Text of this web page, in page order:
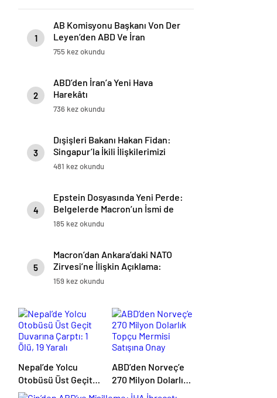
1
AB Komisyonu Başkanı Von Der
Leyen’den ABD Ve İran
Arasındaki Anlaşmaya Destek
755 kez okundu
2
ABD’den İran’a Yeni Hava
Harekâtı
736 kez okundu
3
Dışişleri Bakanı Hakan Fidan:
Singapur’la İkili İlişkilerimizi
Önümüzdeki Dönemde Daha Da
481 kez okundu
4
Epstein Dosyasında Yeni Perde:
Belgelerde Macron’un İsmi de
Yer Aldı
185 kez okundu
5
Macron’dan Ankara’daki NATO
Zirvesi’ne İlişkin Açıklama:
İttifakın Avrupa Ayağını Güçlü
159 kez okundu
Nepal’de Yolcu
Otobüsü Üst Geçit
Duvarına Çarptı: 1
ABD’den Norveç’e
270 Milyon Dolarlık
Topçu Mermisi